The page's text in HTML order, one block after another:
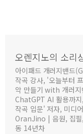
오렌지노의 소리
아이패드 개러지밴
작곡 강사, '오늘부터
악 만들기 with 개러지
ChatGPT AI 활용까지
작곡 입문' 저자, 미디
OranJino | 음원, 집필
동 14년차